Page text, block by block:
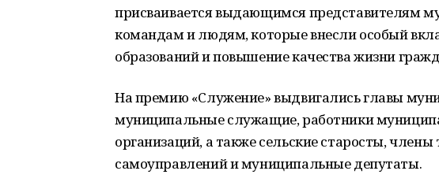
присваивается выдающимся представителям
командам и людям, которые внесли особый
образований и повышение качества жизни
На премию «Служение» выдвигались главы
муниципальные служащие, работники
организаций, а также сельские старосты,
самоуправлений и муниципальные депутаты.